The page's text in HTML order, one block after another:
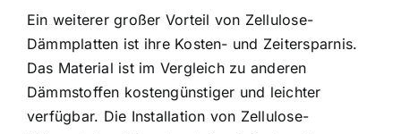
Ein weiterer großer Vorteil von Zellulose-
Dämmplatten ist ihre Kosten- und Zeitersparnis.
Das Material ist im Vergleich zu anderen
Dämmstoffen kostengünstiger und leichter
verfügbar. Die Installation von Zellulose-